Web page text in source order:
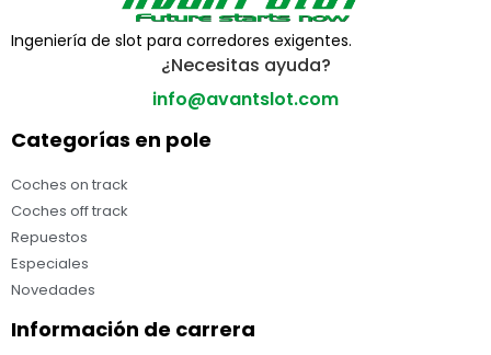
Ingeniería de slot para corredores exigentes.
¿Necesitas ayuda?
info@avantslot.com
Categorías en pole
Coches on track
Coches off track
Repuestos
Especiales
Novedades
Información de carrera